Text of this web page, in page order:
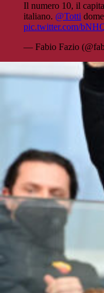
Il numero 10, il
italiano. ⁦ @Totti
pic.twitter.com/
— Fabio Fazio